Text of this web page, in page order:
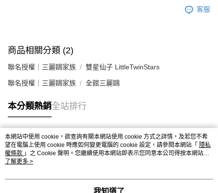
客服
商品相關分類 (2)
聯名授權｜三麗鷗家族 雙星仙子 LittleTwinStars
聯名授權｜三麗鷗家族 全館三麗鷗
本分類熱銷全站排行
熱門標籤
本網站中使用 cookie，欲查詢有關本網站使用 cookie 方式之詳情，及若您不希
望在電腦上使用 cookie 時應如何變更電腦的 cookie 設定，請參閱本網站「 隱私
權條款 」之 Cookie 聲明。您繼續使用本網站即表示您同意本公司得按本網站使
用條款之 Cookie 聲明使用 cookie。
了解更多 >
我知道了